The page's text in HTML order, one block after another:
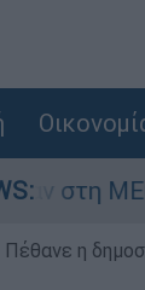
Νεογνών
Πέθανε η